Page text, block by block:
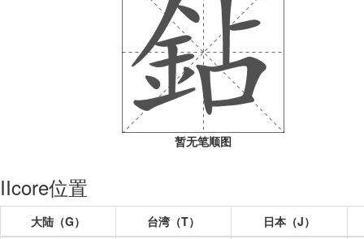
暂无笔顺图
IIcore位置
大陆（G） 台湾（T）
日本（J）